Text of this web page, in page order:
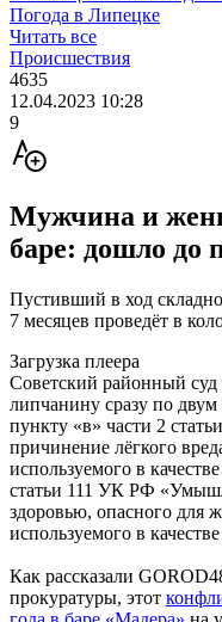
Погода в Липецке
Читать все
Происшествия
4635
12.04.2023 10:28
9
Мужчина и
баре: дошло до
Пустивший в ход
7 месяцев проведёт в
Загрузка плеера
Советский районный
липчанину сразу по двум
пункту «в» части 2
причинение лёгкого
используемого в
статьи 111 УК РФ
здоровью, опасного для
используемого в
Как рассказали
прокуратуры, этот